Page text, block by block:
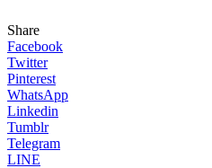
Share
Facebook
Twitter
Pinterest
WhatsApp
Linkedin
Tumblr
Telegram
LINE